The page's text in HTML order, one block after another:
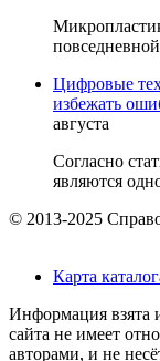
Цифровые
избежать
августа
Согласно
являются
© 2013-2025
Карта
Информация взята
сайта не имеет
авторами, и не